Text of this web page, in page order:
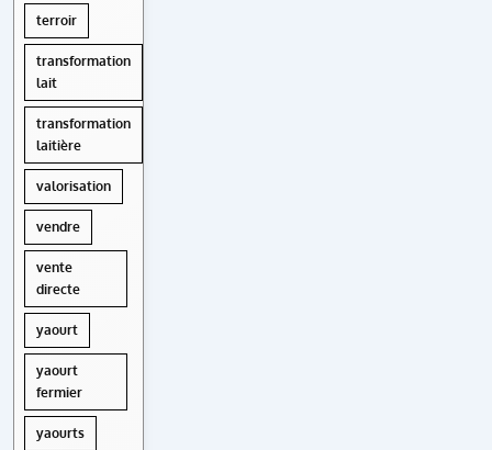
terroir
transformation
lait
transformation
laitière
valorisation
vendre
vente
directe
yaourt
yaourt
fermier
yaourts